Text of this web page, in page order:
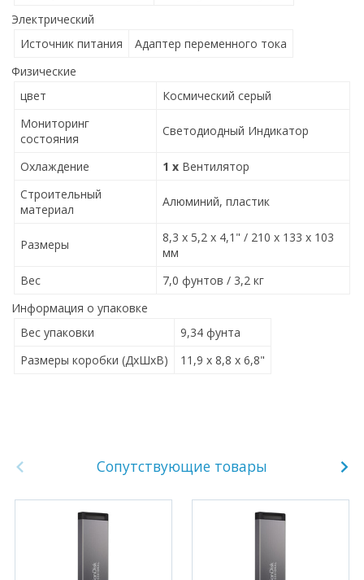
Электрический
Источник питания
Адаптер переменного тока
Физические
цвет
Космический серый
Мониторинг
состояния
Светодиодный Индикатор
Охлаждение 1 x Вентилятор
Строительный
материал
Алюминий, пластик
Размеры
8,3 x 5,2 x 4,1" / 210 x 133 x 103
мм
Вес
7,0 фунтов / 3,2 кг
Информация о упаковке
Вес упаковки
9,34 фунта
Размеры коробки (ДхШхВ)
11,9 x 8,8 x 6,8"
Сопутствующие товары